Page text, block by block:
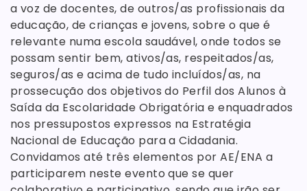
a voz de docentes, de outros/as profissionais da
educação, de crianças e jovens, sobre o que é
relevante numa escola saudável, onde todos se
possam sentir bem, ativos/as, respeitados/as,
seguros/as e acima de tudo incluídos/as, na
prossecução dos objetivos do Perfil dos Alunos à
Saída da Escolaridade Obrigatória e enquadrados
nos pressupostos expressos na Estratégia
Nacional de Educação para a Cidadania.
Convidamos até três elementos por AE/ENA a
participarem neste evento que se quer